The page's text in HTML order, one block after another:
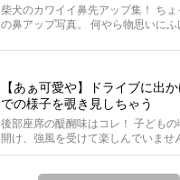
柴犬のカワイイ鼻先アップ集！ ち
の鼻アップ写真。 何やら物思いにふ
【あぁ可愛や】ドライブに出
での様子を覗き見しちゃう
後部座席の醍醐味はコレ！ 子ども
開け、強風を受けて楽しんでいま
じが...